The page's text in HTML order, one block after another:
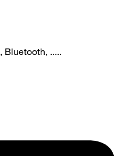
Bluetooth, .....